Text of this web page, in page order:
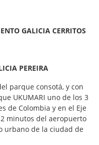
GALICIA CERRITOS
PEREIRA
parque consotá, y con
UKUMARI uno de los 3
de Colombia y en el Eje
minutos del aeropuerto
urbano de la ciudad de